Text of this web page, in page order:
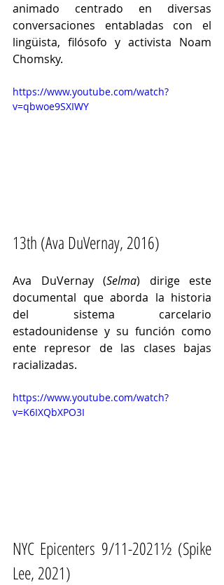
animado centrado en diversas
lingüista, filósofo y activista Noam
Chomsky.
https://www.youtube.com/watch?
v=qbwoe9SXIWY
13th (Ava DuVernay, 2016)
Ava DuVernay (Selma) dirige este
documental que aborda la historia
del sistema carcelario
estadounidense y su función como
ente represor de las clases bajas
racializadas.
https://www.youtube.com/watch?
v=K6IXQbXPO3I
NYC Epicenters 9/11-2021½ (Spike
Lee, 2021)